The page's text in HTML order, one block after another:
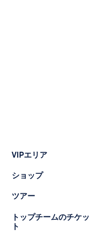
VIPエリア
ショップ
ツアー
トップチームのチケッ
ト